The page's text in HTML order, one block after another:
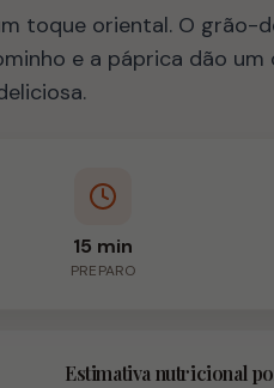
toque oriental. O
e a páprica dão
15 min
PREPARO
Estimativa nutricional